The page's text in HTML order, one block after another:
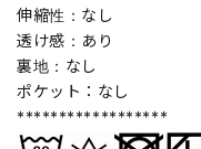
伸縮性：なし
透け感：あり
裏地：なし
ポケット：なし
******************